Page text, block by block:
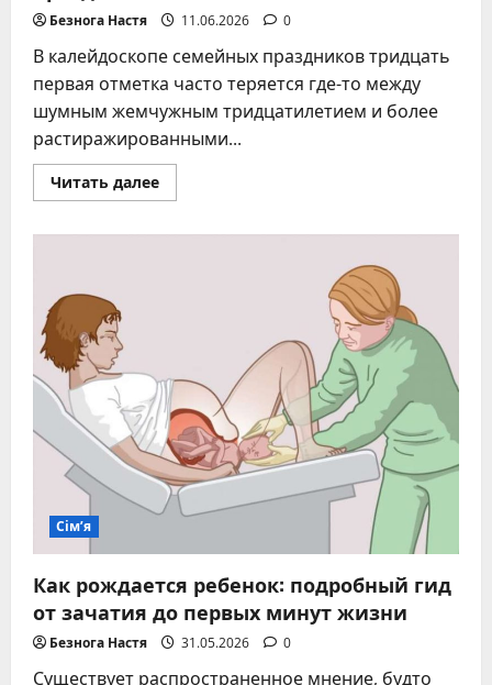
Безнога Настя 11.06.2026 0
В калейдоскопе семейных праздников тридцать
первая отметка часто теряется где-то между
шумным жемчужным тридцатилетием и более
растиражированными...
Читать далееПрочитать
больше
Сім’я
Как рождается ребенок: подробный гид
от зачатия до первых минут жизни
Безнога Настя 31.05.2026 0
Существует распространенное мнение, будто